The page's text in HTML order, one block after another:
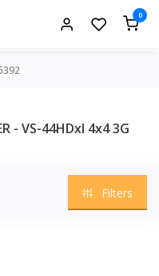
0
- VS-44HDxl 4x4 3G
Filters